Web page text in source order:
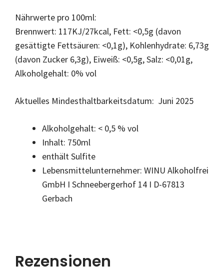
Nährwerte pro 100ml:
Brennwert: 117KJ/27kcal, Fett: <0,5g (davon
gesättigte Fettsäuren: <0,1g), Kohlenhydrate: 6,73g
(davon Zucker 6,3g), Eiweiß: <0,5g, Salz: <0,01g,
Alkoholgehalt: 0% vol
Aktuelles Mindesthaltbarkeitsdatum: Juni 2025
Alkoholgehalt: < 0,5 % vol
Inhalt: 750ml
enthält Sulfite
Lebensmittelunternehmer: WINU Alkoholfrei
GmbH I Schneebergerhof 14 I D-67813
Gerbach
Rezensionen